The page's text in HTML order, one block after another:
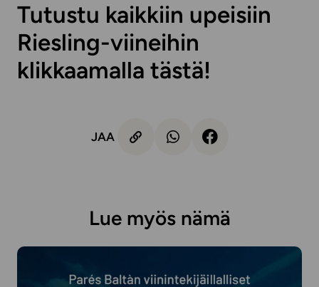
Tutustu kaikkiin upeisiin
Riesling-viineihin
klikkaamalla tästä!
JAA
Lue myös nämä